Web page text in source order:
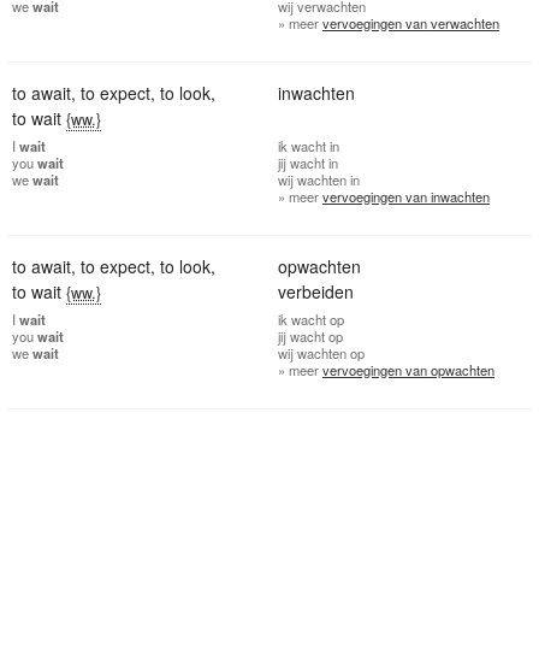
wewait wijverwachten
» meervervoegingen van verwachten
to await, to expect, to look,
to wait {ww.}
inwachten
I wait
youwait
wewait
ik wacht in
jijwacht in
wijwachten in
» meervervoegingen van inwachten
to await, to expect, to look,
to wait {ww.}
opwachten
verbeiden
I wait
youwait
wewait
ik wacht op
jijwacht op
wijwachten op
» meervervoegingen van opwachten